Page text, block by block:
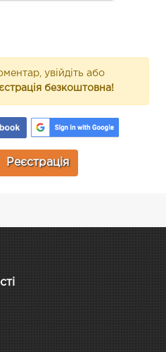
увійдіть або
безкоштовна!
Реєстрація